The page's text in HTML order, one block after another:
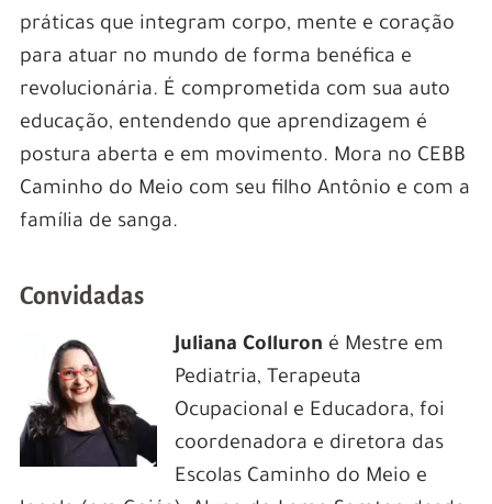
práticas que integram corpo, mente e coração
para atuar no mundo de forma benéfica e
revolucionária. É comprometida com sua auto
educação, entendendo que aprendizagem é
postura aberta e em movimento. Mora no CEBB
Caminho do Meio com seu filho Antônio e com a
família de sanga.
Convidadas
Juliana Colluron é Mestre em
Pediatria, Terapeuta
Ocupacional e Educadora, foi
coordenadora e diretora das
Escolas Caminho do Meio e